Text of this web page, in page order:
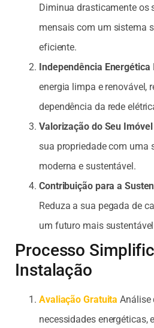
Diminua drasticamente os
mensais com um sistema
eficiente.
Independência Energética
energia limpa e renovável,
dependência da rede
Valorização do Seu Imóvel
sua propriedade com uma
moderna e sustentável.
Contribuição para a
Reduza a sua pegada de
um futuro mais
Processo
Instalação
Avaliação Gratuita Análise
necessidades energéticas,